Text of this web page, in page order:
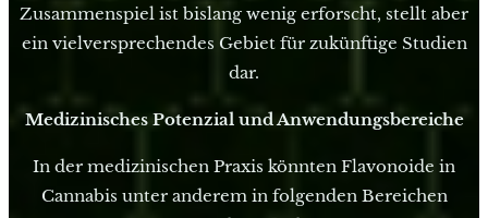
Zusammenspiel ist bislang wenig erforscht, stellt aber
ein vielversprechendes Gebiet für zukünftige Studien
dar.
Medizinisches Potenzial und Anwendungsbereiche
In der medizinischen Praxis könnten Flavonoide in
Cannabis unter anderem in folgenden Bereichen